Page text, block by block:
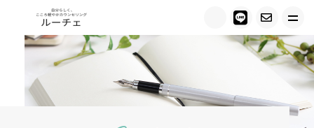
トップ
ルーチェについて